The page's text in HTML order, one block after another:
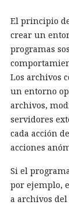
El principio
crear un
programas
Los archivos
un entorno
archivos,
servidores
cada acción
acciones
Si el
por ejemplo,
a archivos